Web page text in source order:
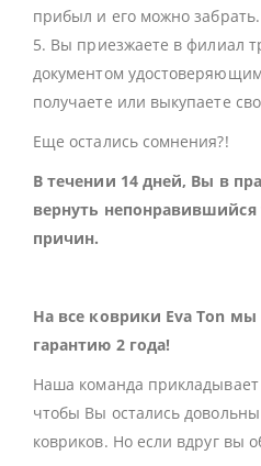
прибыл и его можно забрать.
5. Вы приезжаете в филиал
документом
получаете или выкупаете
Еще остались сомнения?!
В течении 14 дней, Вы в
вернуть непонравившийся
причин.
На все коврики Eva Ton мы
гарантию 2 года!
Наша команда прикладывает
чтобы Вы остались
ковриков. Но если вдруг вы